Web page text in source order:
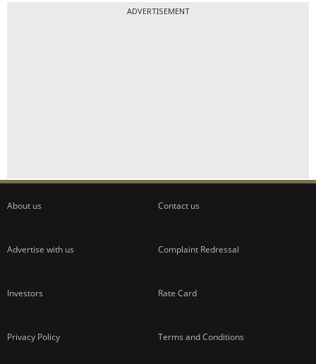
ADVERTISEMENT
About us Contact us
Advertise with us Complaint Redressal
Investors Rate Card
Privacy Policy Terms and Conditions